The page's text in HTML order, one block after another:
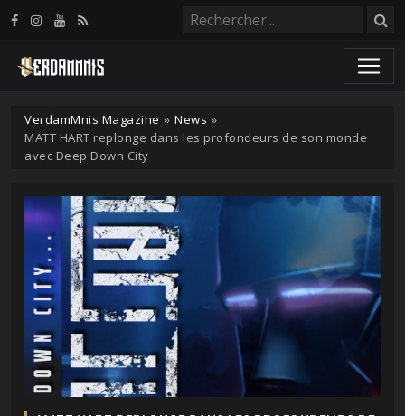
VerdamMnis Magazine » News »
MATT HART replonge dans les profondeurs de son monde
avec Deep Down City
Panneau de gestion des cookies